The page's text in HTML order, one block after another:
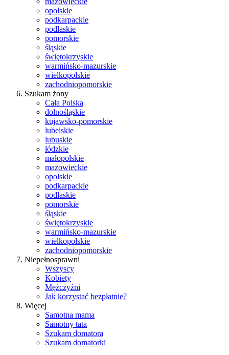
opolskie
podkarpackie
podlaskie
pomorskie
śląskie
świętokrzyskie
warmińsko-mazurskie
wielkopolskie
zachodniopomorskie
Szukam żony
Cała Polska
dolnośląskie
kujawsko-pomorskie
lubelskie
lubuskie
łódzkie
małopolskie
mazowieckie
opolskie
podkarpackie
podlaskie
pomorskie
śląskie
świętokrzyskie
warmińsko-mazurskie
wielkopolskie
zachodniopomorskie
Niepełnosprawni
Wszyscy
Kobiety
Mężczyźni
Jak korzystać bezpłatnie?
Więcej
Samotna mama
Samotny tata
Szukam domatora
Szukam domatorki